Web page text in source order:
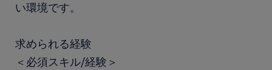
い環境です。
求められる経験
＜必須スキル/経験＞